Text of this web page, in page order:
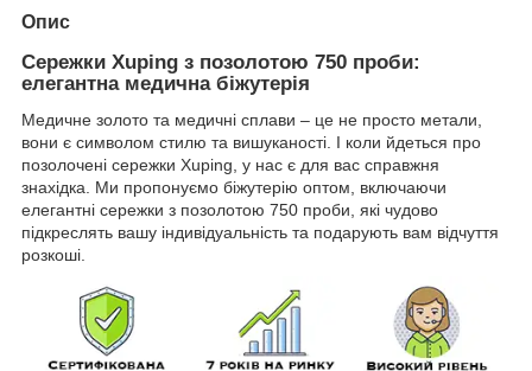
Опис
Сережки Xuping з позолотою 750 проби:
елегантна медична біжутерія
Медичне золото та медичні сплави – це не просто метали,
вони є символом стилю та вишуканості. І коли йдеться про
позолочені сережки Xuping, у нас є для вас справжня
знахідка. Ми пропонуємо біжутерію оптом, включаючи
елегантні сережки з позолотою 750 проби, які чудово
підкреслять вашу індивідуальність та подарують вам відчуття
розкоші.